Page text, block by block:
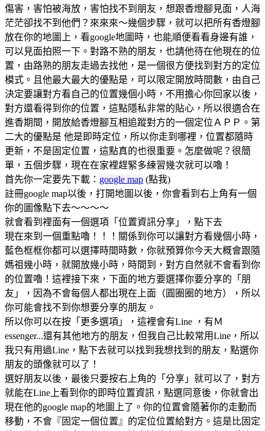
傷害，害怕被海放，害怕找不到朋友，想跟香燈腳見面，人海
茫茫卻找不到他們？來來來～幾個步驟，就可以把所有香燈腳
放在你的地圖上，看google地圖時，也能順便看看身邊有誰，
可以見面拍照一下。對路不熟的朋友，也請他待在他現在的位
置，由路熟的朋友走過去找他，是一個很方便找到對方的定位
模式。且他最大最大的優點是，可以限定開放時間數，由自己
決定要讓對方看自己的位置幾個小時，不用擔心你回家以後，
對方還看得到你的位置，這點隱私非常的貼心，所以很適合在
進香期間，開放給香燈腳互相追蹤對方的一個定位ＡＰＰ。第
二大的優點是 他是即時定位，所以你走到哪裡，位置都隨時
更新，不是固定位置，這點真的也很重要。怎麼做呢？很簡
單，五個步驟，現在在家裡趕緊多練習幾次就可以嚕！
首先你一定要先下載： google map (點我)
註冊google map以後，打開地圖以後，你會看到右上角有一個
你的圖像點下去～～～～
就會看到裡面有一個選項「位置資訊分享」，點下去
現在來到一個重點嚕！！！關係到你可以讓對方看幾個小時，
藍色框框你都可以選擇時間時數，你就預算你今天大概會跟隨
媽祖幾小時，就開放幾小時，時間到，對方自然就不會看到你
的位置嚕！這裡接下來，下面的地方要選擇你要分享的「朋
友」，因為不會每個人都出現在上面（圓圈圈的地方），所以
你可能會找不到你想要分享的朋友。
所以你可以在按「更多選項」，這裡會有Line ，有Ｍ
essenger...還有其他地方的朋友，但我自己比較常用Line，所以
我只有用過Line，點下去就可以找到我想找到的朋友，點選你
朋友的頭像就可以了！
選好朋友以後，最後只要按右上角的「分享」就可以了，對方
就能在Line上看到你的即時位置資訊，點選同意後，你就會出
現在他的google map的地圖上了。你的位置會隨著你的走動而
移動，不會『固定一個位置』的定位位置給對方。這是比固定